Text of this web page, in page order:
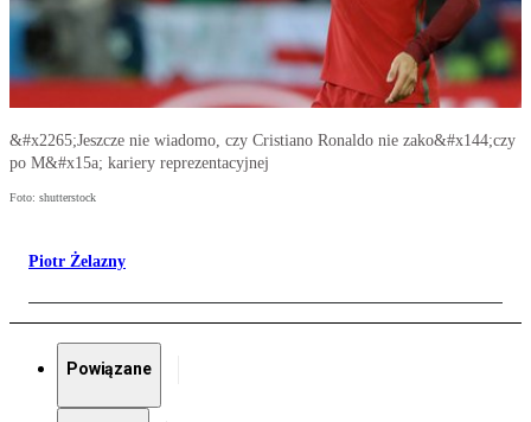
&#x2265;Jeszcze nie wiadomo, czy Cristiano Ronaldo nie zako&#x144;czy
po M&#x15a; kariery reprezentacyjnej
Foto: shutterstock
Piotr Żelazny
Powiązane